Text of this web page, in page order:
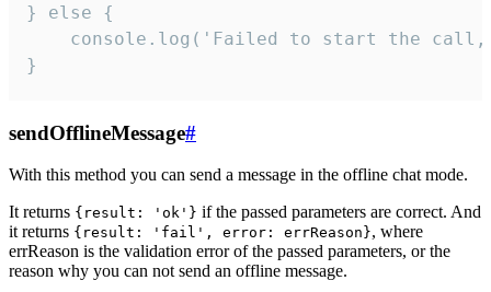
} else {
console.log('Failed to start the
}
sendOfflineMessage#
With this method you can send a message in the offline chat mode.
It returns {result: 'ok'} if the passed parameters are correct. And
it returns {result: 'fail', error: errReason}, where
errReason is the validation error of the passed parameters, or the
reason why you can not send an offline message.